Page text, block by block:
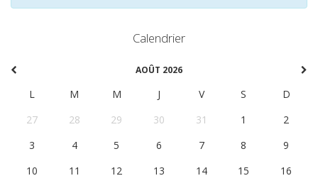
Calendrier
AOÛT 2026
L M M J V S
D
27
28 29 30 31 1
2
3
4 5 6 7 8
9
10
11 12 13 14 15
16